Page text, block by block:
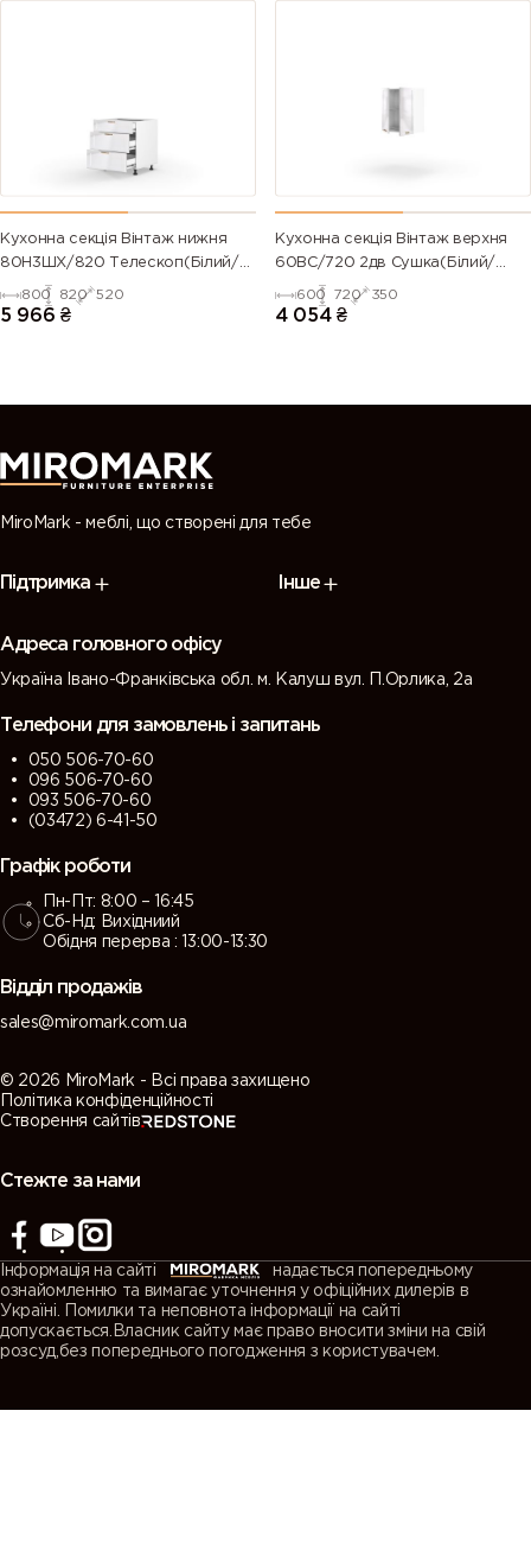
Кухонна секція Вінтаж нижня
80Н3ШХ/820 Телескоп(Білий/
Напівмат Білий 9003)
800 820 520
5 966 ₴
Кухонна секція Вінтаж верхня
60ВС/720 2дв Сушка(Білий/
Напівмат Білий 9003)
600 720 350
4 054 ₴
MiroMark - меблі, що створені для тебе
Підтримка Інше
Адреса головного офісу
Україна Івано-Франківська обл. м. Калуш вул. П.Орлика, 2а
Телефони для замовлень і запитань
050 506-70-60
096 506-70-60
093 506-70-60
(03472) 6-41-50
Графік роботи
Пн-Пт: 8:00 – 16:45
Сб-Нд: Вихідниий
Обідня перерва : 13:00-13:30
Відділ продажів
sales@miromark.com.ua
© 2026 MiroMark - Всі права захищено
Політика конфіденційності
Створення сайтів
Стежте за нами
Інформація на сайті
надається попередньому
ознайомленню та вимагає уточнення у офіційних дилерів в
Україні. Помилки та неповнота інформації на сайті
допускається.Власник сайту має право вносити зміни на свій
розсуд,без попереднього погодження з користувачем.